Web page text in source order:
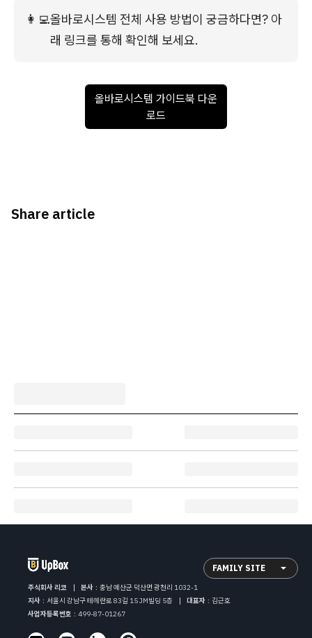
👩‍💻올바로시스템 전체 사용 방법이 궁금하다면? 아
래 링크를 통해 확인해 보세요.
올바로시스템 가이드북 다운
로드
Share article
주식회사 리코 본사 : 충남 예산군 덕산면 광천리 1032-1
지사 : 서울시 강남구 테헤란로 83길 15 JM빌딩 5층 대표자 : 김근호
사업자등록번호 : 499-87-01267
FAMILY SITE